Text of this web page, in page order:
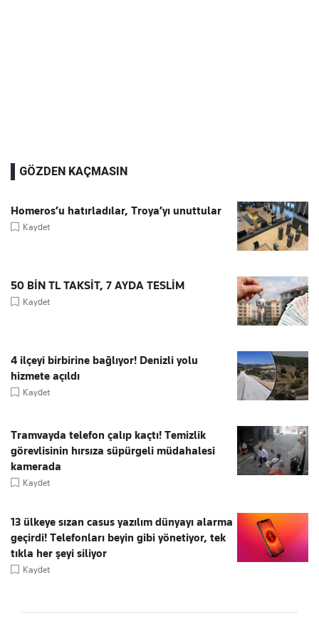
GÖZDEN KAÇMASIN
Homeros’u hatırladılar, Troya’yı unuttular
Kaydet
50 BİN TL TAKSİT, 7 AYDA TESLİM
Kaydet
4 ilçeyi birbirine bağlıyor! Denizli yolu
hizmete açıldı
Kaydet
Tramvayda telefon çalıp kaçtı! Temizlik
görevlisinin hırsıza süpürgeli müdahalesi
kamerada
Kaydet
13 ülkeye sızan casus yazılım dünyayı alarma
geçirdi! Telefonları beyin gibi yönetiyor, tek
tıkla her şeyi siliyor
Kaydet